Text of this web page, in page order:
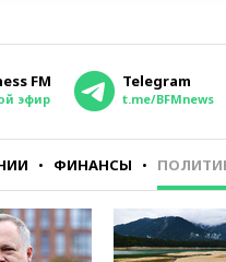
FM
эфир
Telegram
t.me/BFMnews
ФИНАНСЫ